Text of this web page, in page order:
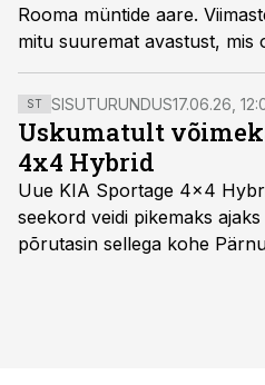
Rooma müntide aare.
mitu suuremat avastust, mis
kuidas need mündid siia
ST SISUTURUNDUS17.06.26,
Uskumatult
4x4 Hybrid
Uue KIA Sportage 4x4
seekord veidi pikemaks
põrutasin sellega kohe